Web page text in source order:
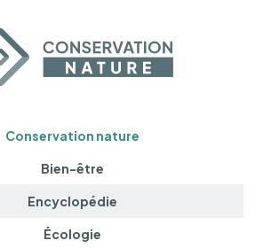
Conservation nature
Bien-être
Encyclopédie
Écologie